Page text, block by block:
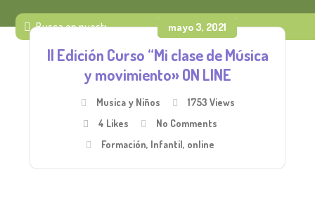
mayo 3, 2021
II Edición Curso “Mi clase de Música
y movimiento» ON LINE
Musica y Niños
1753 Views
4 Likes
No Comments
Formación, Infantil, online